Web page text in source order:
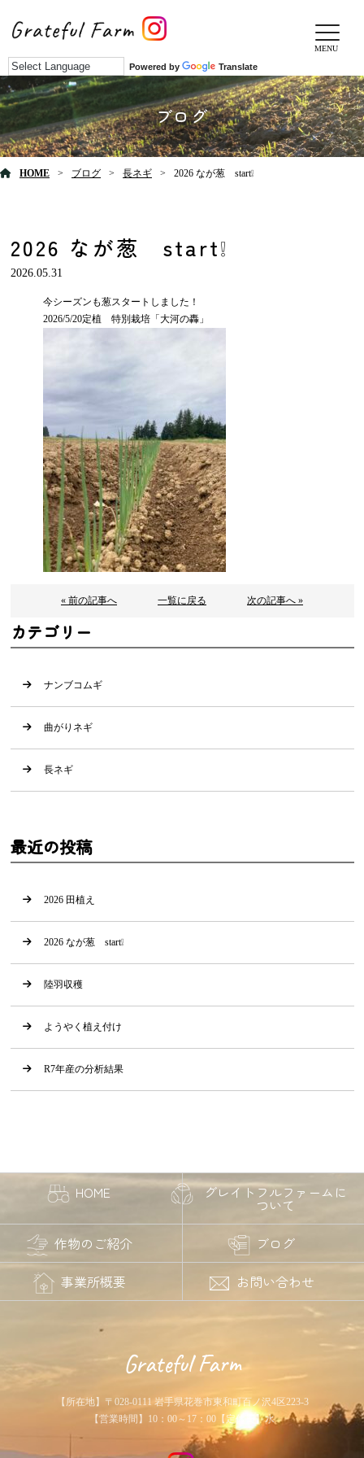
MENU
Powered by Translate
ブログ
HOME ブログ 長ネギ 2026 なが葱 start❕
2026 なが葱 start❕
2026.05.31
今シーズンも葱スタートしました！
2026/5/20定植 特別栽培「大河の轟」
« 前の記事へ 一覧に戻る 次の記事へ »
カテゴリー
ナンブコムギ
曲がりネギ
長ネギ
最近の投稿
2026 田植え
2026 なが葱 start❕
陸羽収穫
ようやく植え付け
R7年産の分析結果
HOME グレイトフルファームに
ついて
作物のご紹介
ブログ
事業所概要
お問い合わせ
Grateful Farm
【所在地】〒028-0111 岩手県花巻市東和町百ノ沢4区223-3
【営業時間】10：00～17：00【定休日】水